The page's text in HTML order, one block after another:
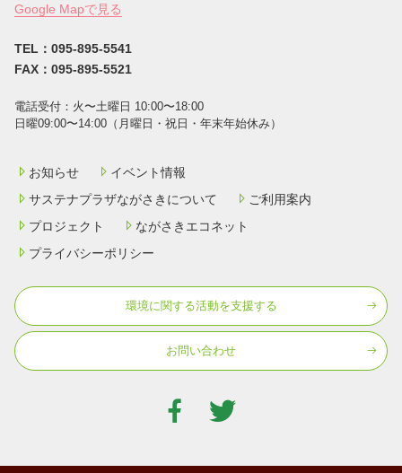
Google Mapで見る
TEL：095-895-5541
FAX：095-895-5521
電話受付：⽕〜⼟曜⽇ 10:00〜18:00
⽇曜09:00〜14:00（⽉曜⽇・祝⽇・年末年始休み）
お知らせ
イベント情報
サステナプラザながさきについて
ご利用案内
プロジェクト
ながさきエコネット
プライバシーポリシー
環境に関する活動を⽀援する
お問い合わせ